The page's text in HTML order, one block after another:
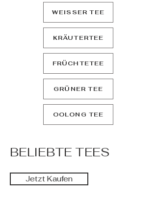
WEISSER TEE
KRÄUTERTEE
FRÜCHTETEE
GRÜNER TEE
OOLONG TEE
BELIEBTE TEES
Jetzt Kaufen